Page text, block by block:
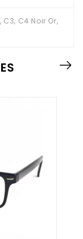
C3, C4 Noir Or,